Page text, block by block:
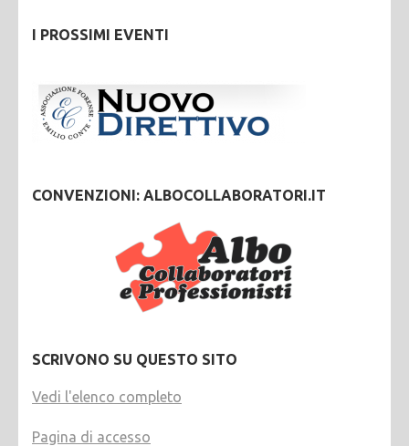
I PROSSIMI EVENTI
CONVENZIONI: ALBOCOLLABORATORI.IT
SCRIVONO SU QUESTO SITO
Vedi l'elenco completo
Pagina di accesso